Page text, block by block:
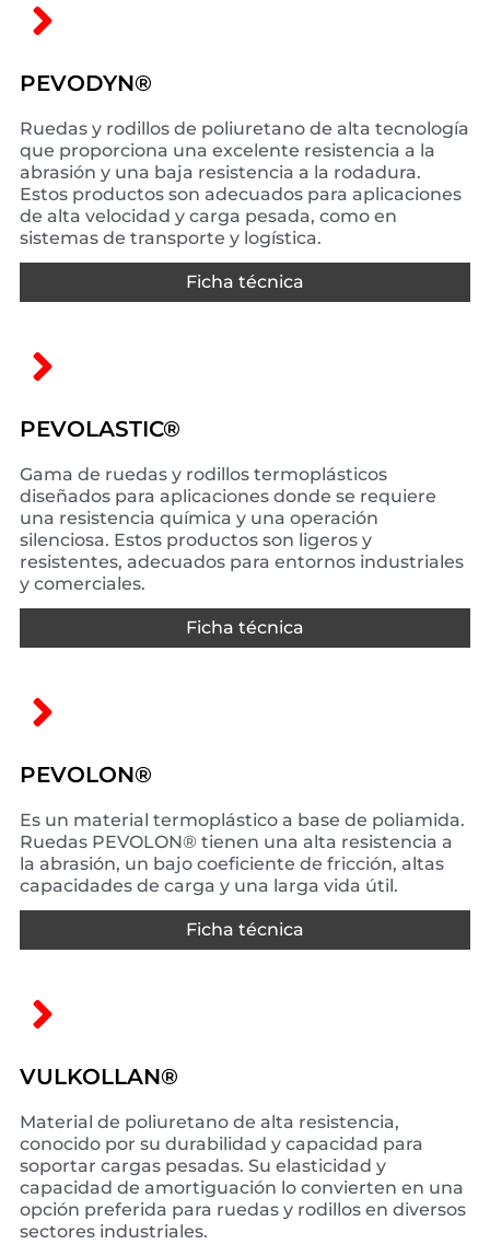
PEVODYN®
Ruedas y rodillos de poliuretano de alta tecnología
que proporciona una excelente resistencia a la
abrasión y una baja resistencia a la rodadura.
Estos productos son adecuados para aplicaciones
de alta velocidad y carga pesada, como en
sistemas de transporte y logística.
Ficha técnica
PEVOLASTIC®
Gama de ruedas y rodillos termoplásticos
diseñados para aplicaciones donde se requiere
una resistencia química y una operación
silenciosa. Estos productos son ligeros y
resistentes, adecuados para entornos industriales
y comerciales.
Ficha técnica
PEVOLON®
Es un material termoplástico a base de poliamida.
Ruedas PEVOLON® tienen una alta resistencia a
la abrasión, un bajo coeficiente de fricción, altas
capacidades de carga y una larga vida útil.
Ficha técnica
VULKOLLAN®
Material de poliuretano de alta resistencia,
conocido por su durabilidad y capacidad para
soportar cargas pesadas. Su elasticidad y
capacidad de amortiguación lo convierten en una
opción preferida para ruedas y rodillos en diversos
sectores industriales.